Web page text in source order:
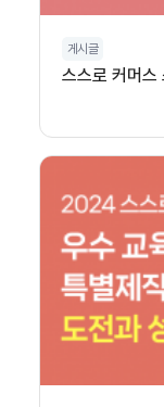
게시글
스스로 커머스